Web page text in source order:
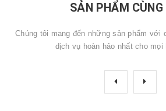
SẢN PHẨM CÙNG
Chúng tôi mang đến những sản phẩm với
dịch vụ hoàn hảo nhất cho mọi